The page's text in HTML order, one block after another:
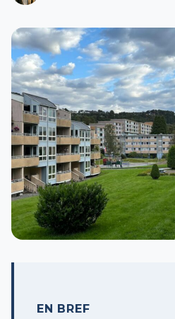
EN BREF